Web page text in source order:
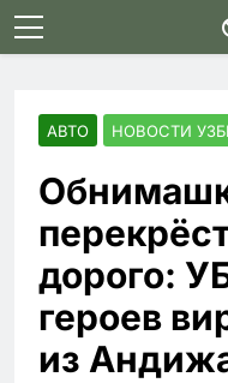
Skip
to
АВТО НОВОСТИ
дорого:
героев
из